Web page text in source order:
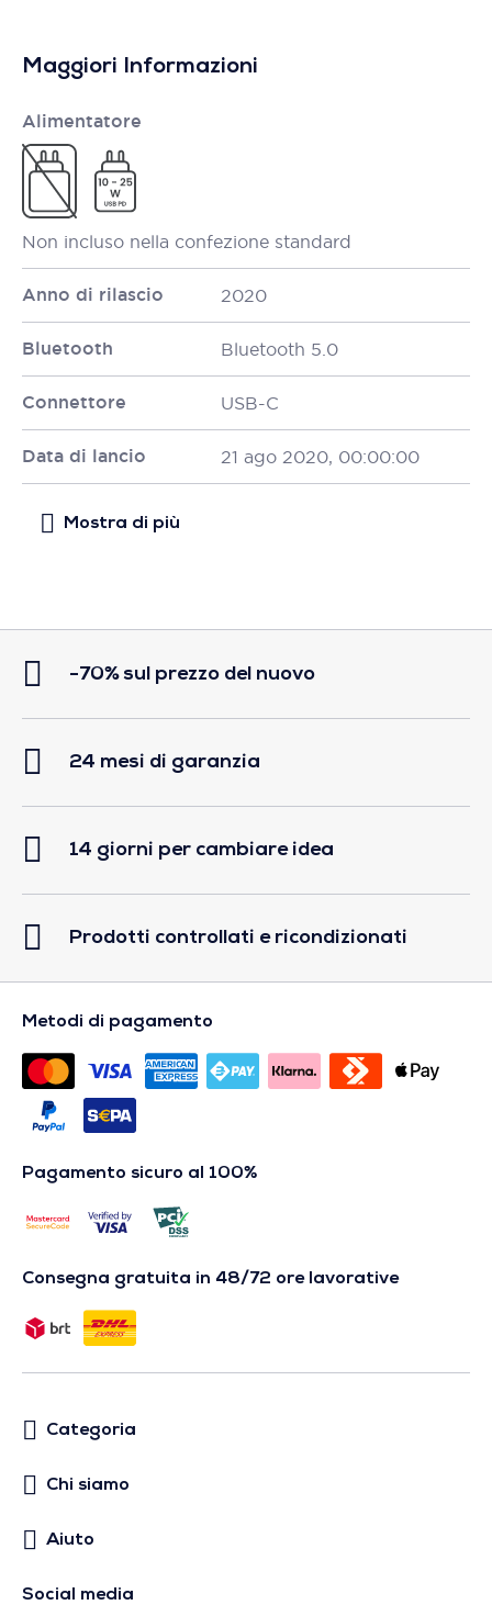
Maggiori Informazioni
Alimentatore
Non incluso nella confezione standard
Anno di rilascio 2020
Bluetooth Bluetooth 5.0
Connettore USB-C
Data di lancio 21 ago 2020, 00:00:00
-70% sul prezzo del nuovo
24 mesi di garanzia
14 giorni per cambiare idea
Prodotti controllati e ricondizionati
Metodi di pagamento
Pagamento sicuro al 100%
Consegna gratuita in 48/72 ore lavorative
Categoria
Chi siamo
Aiuto
Social media